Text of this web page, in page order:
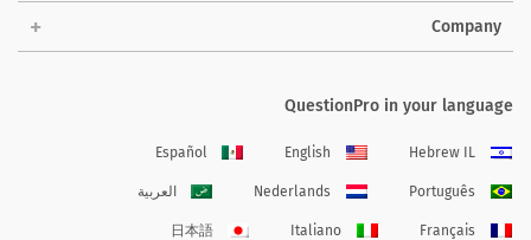
Company
QuestionPro in your language
Hebrew IL
English
Español
Português
Nederlands العربية
Français
Italiano
日本語